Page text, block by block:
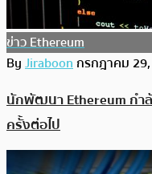
ข่าว Ethereum
ByJiraboonกรกฎาคม
นักพัฒนา Ethereum กำ
ครั้งต่อไป